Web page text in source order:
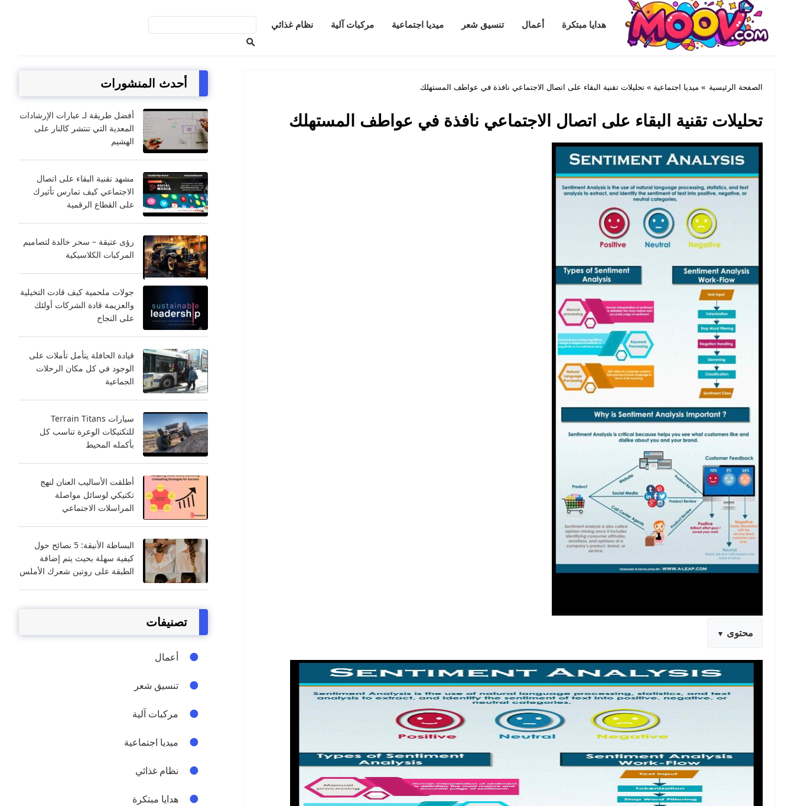
Mowov.com هدايا مبتكرة أعمال تنسيق شعر ميديا اجتماعية مركبات آلية نظام غذائي
الصفحة الرئيسية » ميديا اجتماعية » تحليلات تقنية البقاء على اتصال الاجتماعي نافذة في عواطف المستهلك
تحليلات تقنية البقاء على اتصال الاجتماعي نافذة في عواطف المستهلك
محتوى
أحدث المنشورات
أفضل طريقة لـ عبارات الإرشادات
المعدية التي تنتشر كالنار على
الهشيم
مشهد تقنية البقاء على اتصال
الاجتماعي كيف تمارس تأثيرك
على القطاع الرقمية
رؤى عتيقة – سحر خالدة لتصاميم
المركبات الكلاسيكية
جولات ملحمية كيف قادت التخيلية
والعزيمة قادة الشركات أولئك
على النجاح
قيادة الحافلة يتأمل تأملات على
الوجود في كل مكان الرحلات
الجماعية
سيارات Terrain Titans
للتكتيكات الوعرة تناسب كل
بأكمله المحيط
أطلقت الأساليب العنان لنهج
تكتيكي لوسائل مواصلة
المراسلات الاجتماعي
البساطة الأنيقة: 5 نصائح حول
كيفية سهلة بحيث يتم إضافة
الطبقة على روتين شعرك الأملس
تصنيفات
أعمال
تنسيق شعر
مركبات آلية
ميديا اجتماعية
نظام غذائي
هدايا مبتكرة